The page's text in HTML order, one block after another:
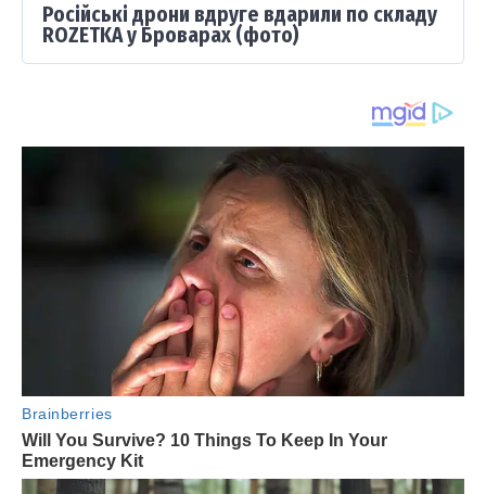
Російські дрони вдруге вдарили по складу
ROZETKA у Броварах (фото)